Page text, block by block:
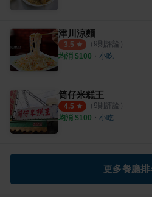
津川涼麵
3.5 （ 9則評論）
均消 $100 ・ 小吃
筒仔米糕王
4.5 （ 9則評論）
均消 $100 ・ 小吃
更多餐廳排